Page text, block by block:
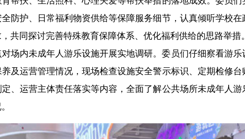
防护、日常福利物资供给等保障服务细节，认真倾听学校在
共同探讨完善特殊教育保障体系、优化福利供给的思路举措
场内未成年人游乐设施开展实地调研。委员们仔细察看游乐
及运营管理情况，现场检查设施安全警示标识、定期检修台
、运营主体责任落实等内容，全面了解公共场所未成年人游